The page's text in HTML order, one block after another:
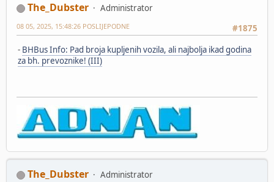
The_Dubster
Administrator
#1875
08 05, 2025, 15:48:26 POSLIJEPODNE
- BHBus Info: Pad broja kupljenih vozila, ali najbolja ikad godina
za bh. prevoznike! (III)
The_Dubster
Administrator